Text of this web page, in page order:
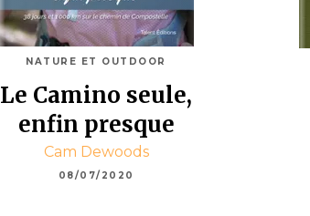
NATURE ET OUTDOOR
Le Camino seule,
enfin presque
Cam Dewoods
08/07/2020